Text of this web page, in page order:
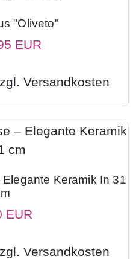
"Oliveto"
EUR
Versandkosten
Keramik In 31
EUR
Versandkosten